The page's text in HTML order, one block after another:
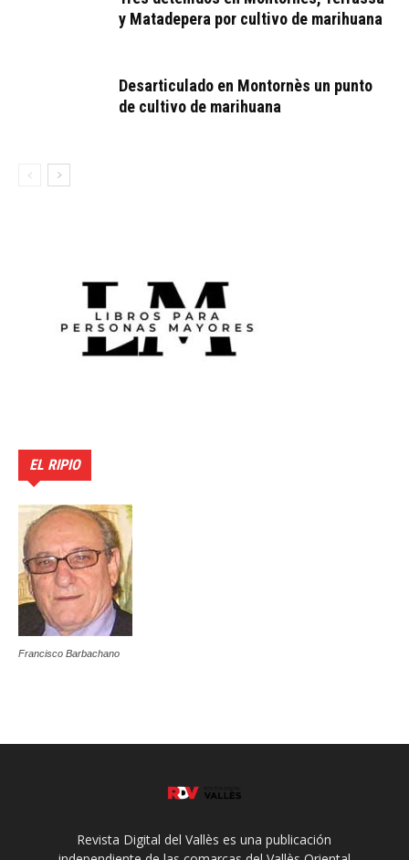
y Matadepera por cultivo de marihuana
Desarticulado en Montornès un punto
de cultivo de marihuana
EL RIPIO
Francisco Barbachano
Revista Digital del Vallès es una publicación